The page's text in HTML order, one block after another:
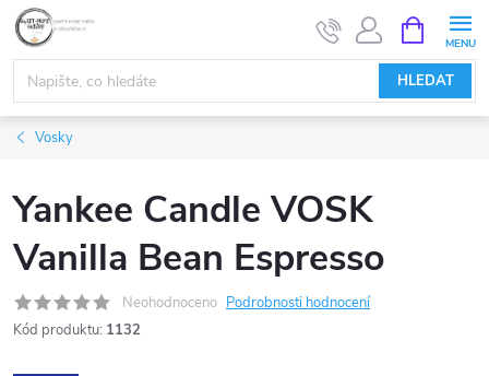
Přejít
obsah
HLEDAT
NÁKUPNÍ
KOŠÍK
Vosky
Yankee Candle VOSK
Vanilla Bean Espresso
Neohodnoceno Podrobnosti hodnocení
Kód produktu: 1132